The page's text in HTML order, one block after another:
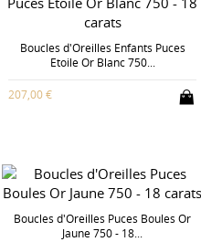
Boucles d'Oreilles Enfants Puces
Etoile Or Blanc 750...
207,00 €
Boucles d'Oreilles Puces Boules Or
Jaune 750 - 18...